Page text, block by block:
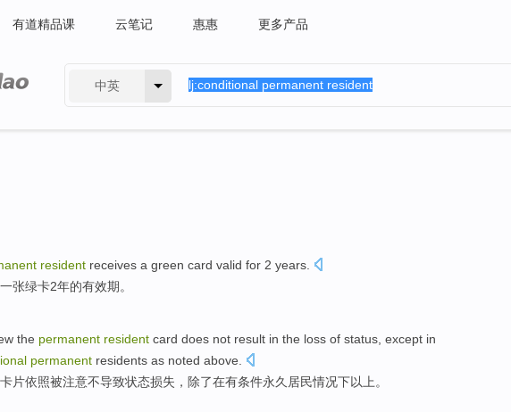
有道精品课 云笔记 惠惠 更多产品
中英
resident receives a green card valid for 2 years
张绿卡2年的有效期。
the permanent resident card does not result in the loss of status except in
permanent residents as noted above
卡片依照被注意不导致状态损失 ， 除了在有条件永久 居民情况下以上。